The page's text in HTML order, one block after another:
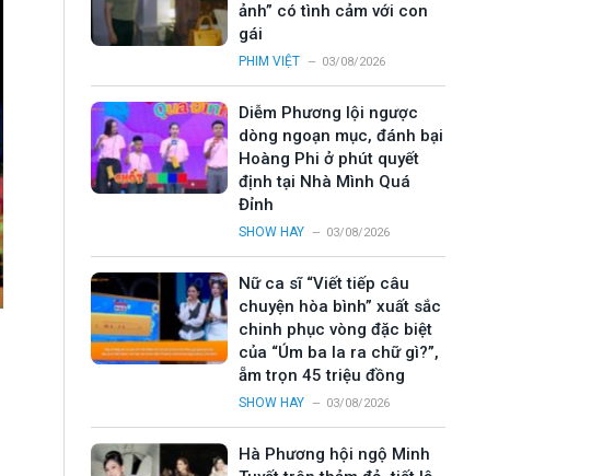
ảnh” có tình cảm với con
gái
PHIM VIỆT 03/08/2026
Diễm Phương lội ngược
dòng ngoạn mục, đánh bại
Hoàng Phi ở phút quyết
định tại Nhà Mình Quá
Đỉnh
SHOW HAY 03/08/2026
Nữ ca sĩ “Viết tiếp câu
chuyện hòa bình” xuất sắc
chinh phục vòng đặc biệt
của “Úm ba la ra chữ gì?”,
ẵm trọn 45 triệu đồng
SHOW HAY 03/08/2026
Hà Phương hội ngộ Minh